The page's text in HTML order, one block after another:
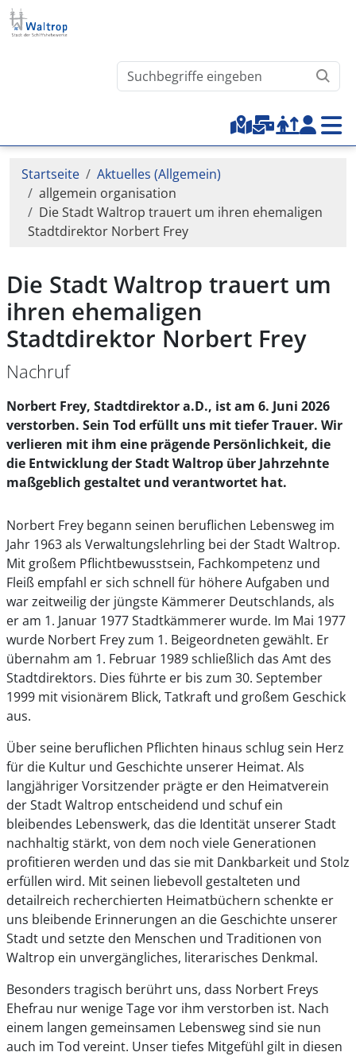
Direkt zum Inhalt
Waltrop.de durchsuchen
Top-Menu
Pfadnavigation
Startseite
Aktuelles (Allgemein)
allgemein organisation
Die Stadt Waltrop trauert um ihren ehemaligen
Stadtdirektor Norbert Frey
Die Stadt Waltrop trauert um
ihren ehemaligen
Stadtdirektor Norbert Frey
Nachruf
Norbert Frey, Stadtdirektor a.D., ist am 6. Juni 2026
verstorben. Sein Tod erfüllt uns mit tiefer Trauer. Wir
verlieren mit ihm eine prägende Persönlichkeit, die
die Entwicklung der Stadt Waltrop über Jahrzehnte
maßgeblich gestaltet und verantwortet hat.
Norbert Frey begann seinen beruflichen Lebensweg im
Jahr 1963 als Verwaltungslehrling bei der Stadt Waltrop.
Mit großem Pflichtbewusstsein, Fachkompetenz und
Fleiß empfahl er sich schnell für höhere Aufgaben und
war zeitweilig der jüngste Kämmerer Deutschlands, als
er am 1. Januar 1977 Stadtkämmerer wurde. Im Mai 1977
wurde Norbert Frey zum 1. Beigeordneten gewählt. Er
übernahm am 1. Februar 1989 schließlich das Amt des
Stadtdirektors. Dies führte er bis zum 30. September
1999 mit visionärem Blick, Tatkraft und großem Geschick
aus.
Über seine beruflichen Pflichten hinaus schlug sein Herz
für die Kultur und Geschichte unserer Heimat. Als
langjähriger Vorsitzender prägte er den Heimatverein
der Stadt Waltrop entscheidend und schuf ein
bleibendes Lebenswerk, das die Identität unserer Stadt
nachhaltig stärkt, von dem noch viele Generationen
profitieren werden und das sie mit Dankbarkeit und Stolz
erfüllen wird. Mit seinen liebevoll gestalteten und
detailreich recherchierten Heimatbüchern schenkte er
uns bleibende Erinnerungen an die Geschichte unserer
Stadt und setzte den Menschen und Traditionen von
Waltrop ein unvergängliches, literarisches Denkmal.
Besonders tragisch berührt uns, dass Norbert Freys
Ehefrau nur wenige Tage vor ihm verstorben ist. Nach
einem langen gemeinsamen Lebensweg sind sie nun
auch im Tod vereint. Unser tiefes Mitgefühl gilt in diesen